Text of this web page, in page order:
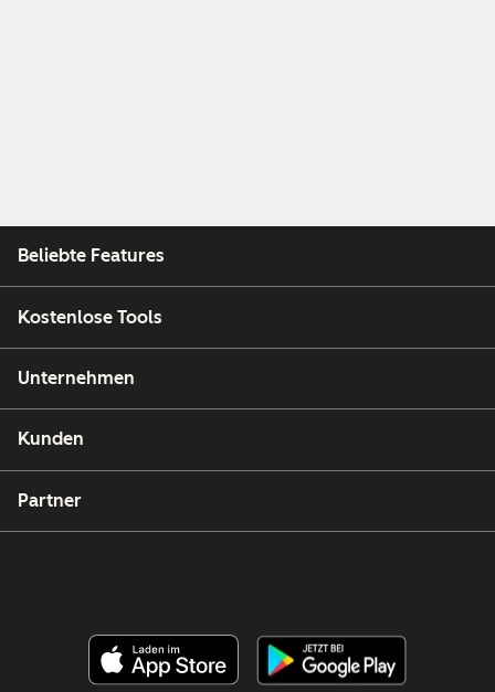
Beliebte Features
Kostenlose Tools
Unternehmen
Kunden
Partner